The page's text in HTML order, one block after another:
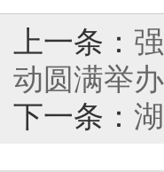
上一条：
动圆满举办
下一条：